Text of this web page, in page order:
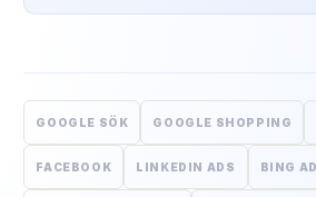
GOOGLE SÖK GOOGLE SHOPPING
FACEBOOK LINKEDIN ADS BING